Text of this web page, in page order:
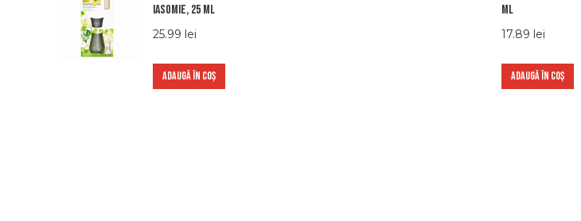
Iasomie, 25 ml
25.99 lei
ADAUGĂ ÎN COȘ
ml
17.89 lei
ADAUGĂ ÎN COȘ